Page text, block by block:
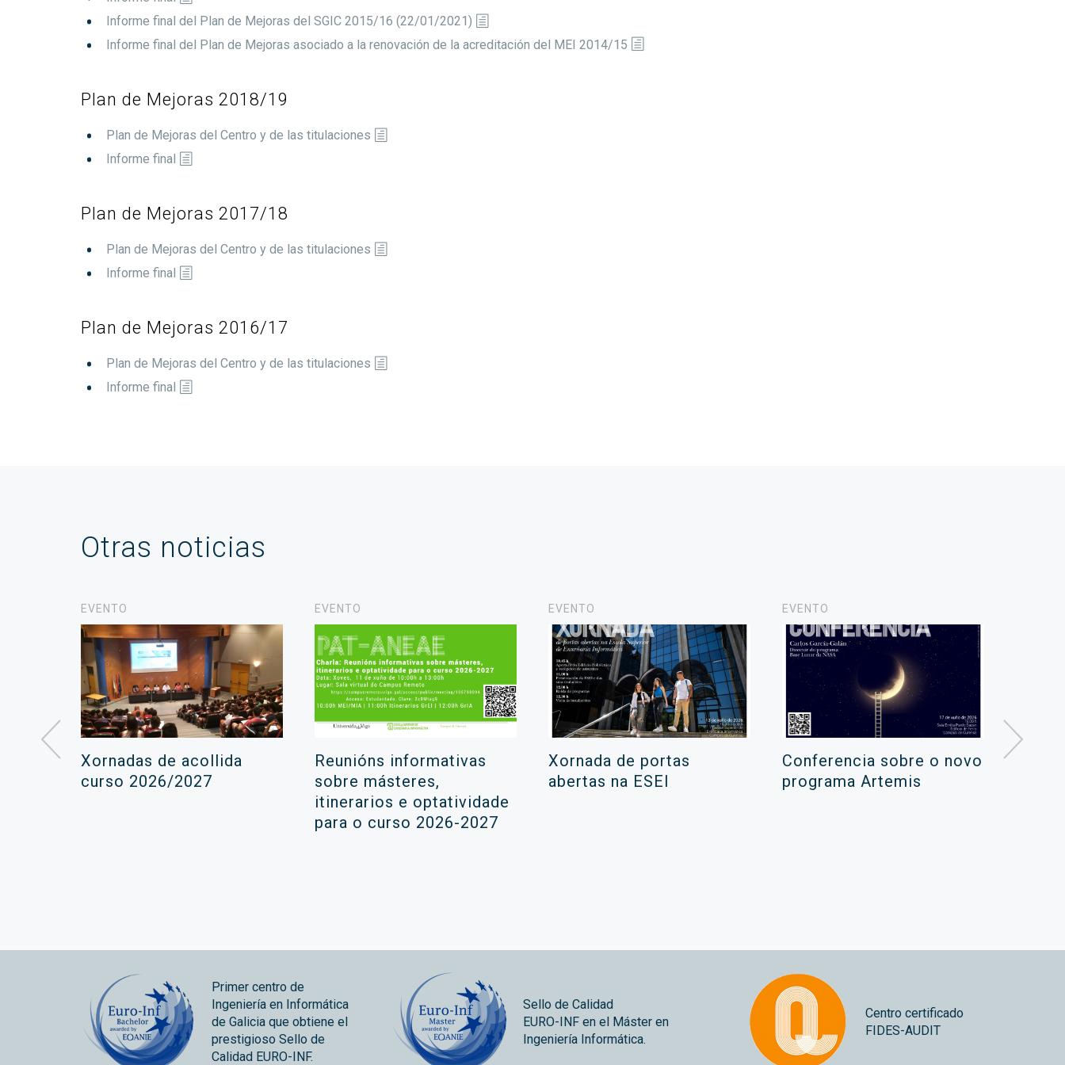
Informe final del Plan de Mejoras del SGIC 2015/16 (22/01/2021)
Informe final del Plan de Mejoras asociado a la renovación de la acreditación del MEI 2014/15
Plan de Mejoras 2018/19
Plan de Mejoras del Centro y de las titulaciones
Informe final
Plan de Mejoras 2017/18
Plan de Mejoras del Centro y de las titulaciones
Informe final
Plan de Mejoras 2016/17
Plan de Mejoras del Centro y de las titulaciones
Informe final
Otras noticias
EVENTO
Xornadas de acollida
curso 2026/2027
EVENTO
Reunións informativas
sobre másteres,
itinerarios e optatividade
para o curso 2026-2027
EVENTO
Xornada de portas
abertas na ESEI
EVENTO
Conferencia sobre o novo
programa Artemis
Primer centro de
Ingeniería en Informática
de Galicia que obtiene el
prestigioso Sello de
Calidad EURO-INF.
Sello de Calidad
EURO-INF en el Máster en
Ingeniería Informática.
Centro certificado
FIDES-AUDIT